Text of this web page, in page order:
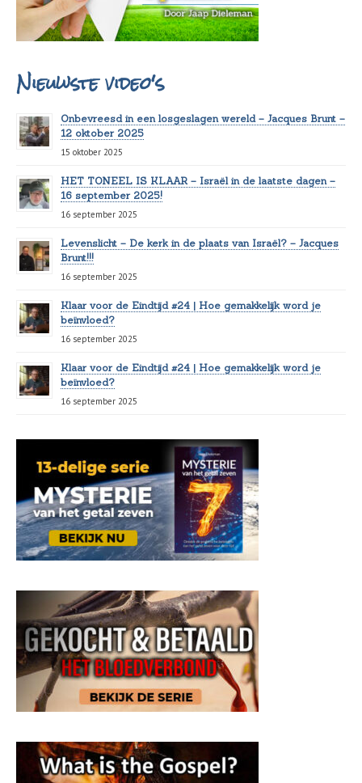
Nieuwste video's
Onbevreesd in een losgeslagen wereld – Jacques Brunt –
12 oktober 2025
15 oktober 2025
HET TONEEL IS KLAAR – Israël in de laatste dagen –
16 september 2025!
16 september 2025
Levenslicht – De kerk in de plaats van Israël? – Jacques
Brunt!!!
16 september 2025
Klaar voor de Eindtijd #24 | Hoe gemakkelijk word je
beïnvloed?
16 september 2025
Klaar voor de Eindtijd #24 | Hoe gemakkelijk word je
beïnvloed?
16 september 2025